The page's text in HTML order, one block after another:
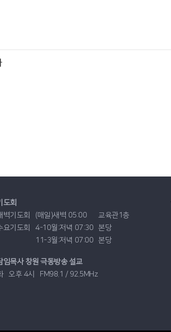
도회
벽기도회
(매일)새벽 05:00
교육관1층
요기도회
4-10월:저녁 07:30 본당
11-3월:저녁 07:00 본당
임목사 창원 극동방송 설교
오후 4시 FM98.1 / 92.5MHz